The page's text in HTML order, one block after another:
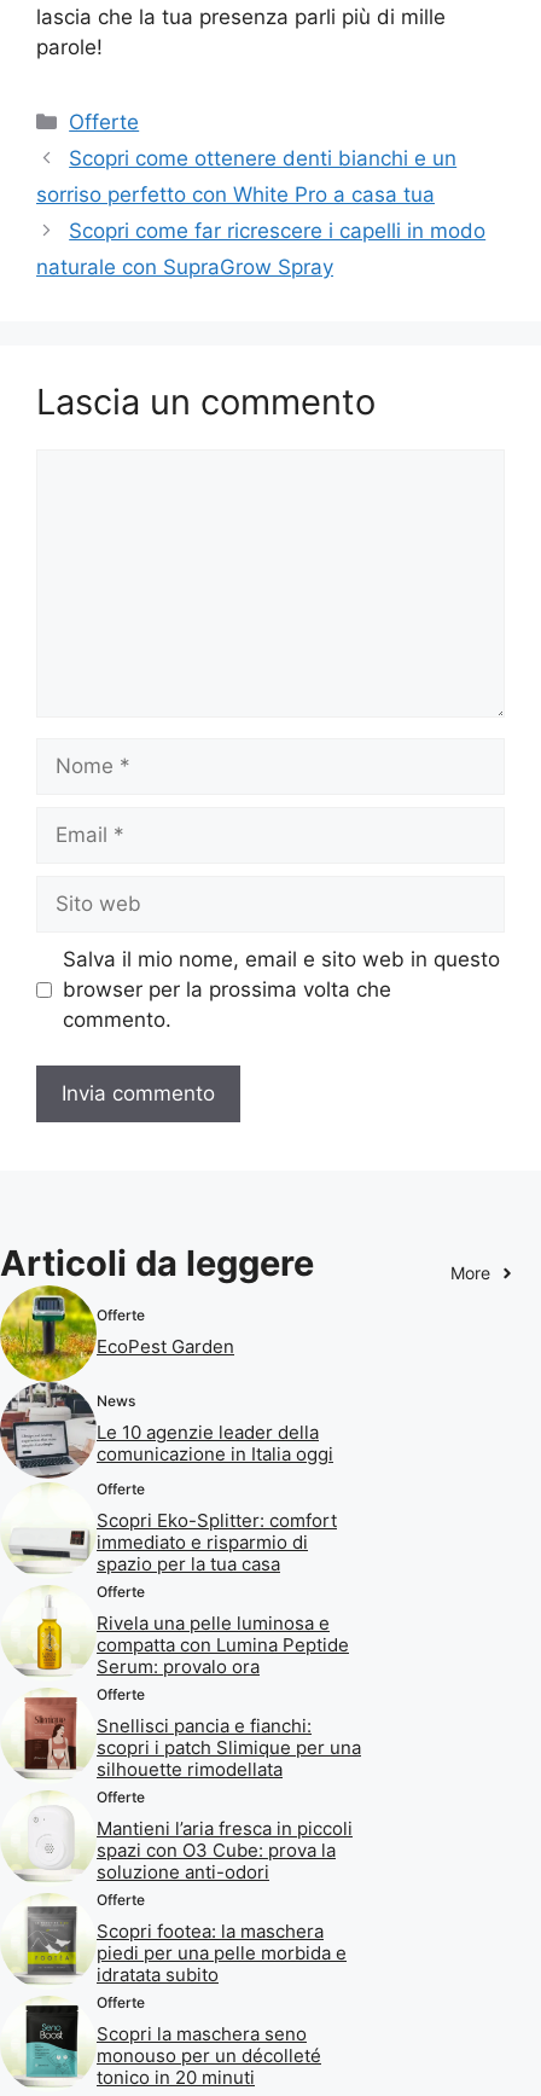
lascia che la tua presenza parli più di mille
parole!
Categorie
Offerte
Scopri come ottenere denti bianchi e un
sorriso perfetto con White Pro a casa tua
Scopri come far ricrescere i capelli in modo
naturale con SupraGrow Spray
Lascia un commento
web
Salva il mio nome, email e sito web in questo
browser per la prossima volta che
commento.
Articoli da leggere More
Offerte
EcoPest Garden
News
Le 10 agenzie leader della
comunicazione in Italia oggi
Offerte
Scopri Eko-Splitter: comfort
immediato e risparmio di
spazio per la tua casa
Offerte
Rivela una pelle luminosa e
compatta con Lumina Peptide
Serum: provalo ora
Offerte
Snellisci pancia e fianchi:
scopri i patch Slimique per una
silhouette rimodellata
Offerte
Mantieni l’aria fresca in piccoli
spazi con O3 Cube: prova la
soluzione anti-odori
Offerte
Scopri footea: la maschera
piedi per una pelle morbida e
idratata subito
Offerte
Scopri la maschera seno
monouso per un décolleté
tonico in 20 minuti